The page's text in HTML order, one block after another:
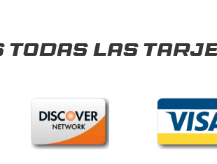
todas las